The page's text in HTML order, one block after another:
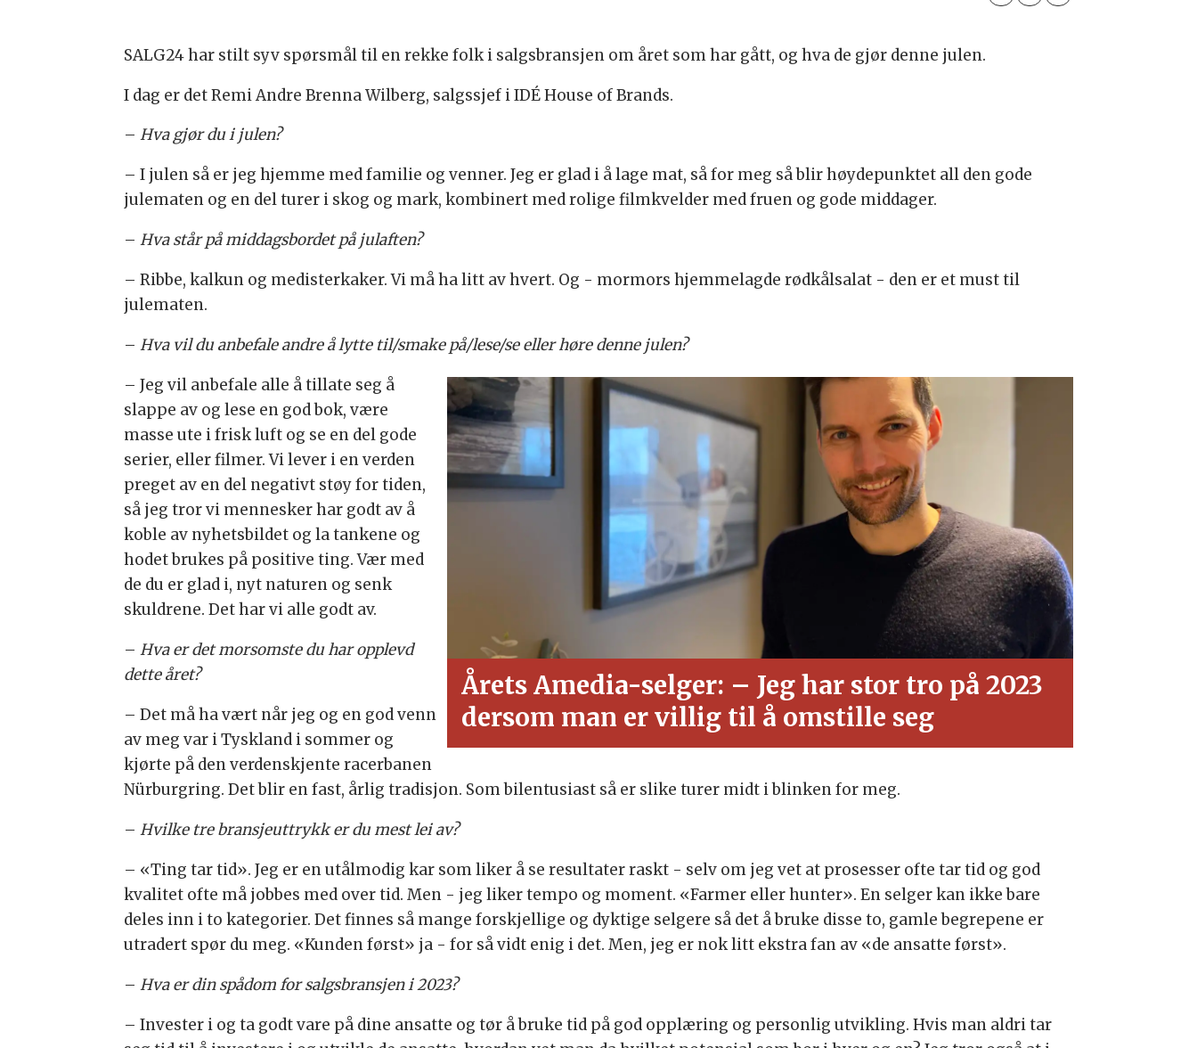
SALG24 har stilt syv spørsmål til en rekke folk i salgsbransjen om året som har gått, og hva de gjør denne julen.
I dag er det Remi Andre Brenna Wilberg, salgssjef i IDÉ House of Brands.
– Hva gjør du i julen?
– I julen så er jeg hjemme med familie og venner. Jeg er glad i å lage mat, så for meg så blir høydepunktet all den gode
julematen og en del turer i skog og mark, kombinert med rolige filmkvelder med fruen og gode middager.
–Hva står på middagsbordet på julaften?
– Ribbe, kalkun og medisterkaker. Vi må ha litt av hvert. Og - mormors hjemmelagde rødkålsalat - den er et must til
julematen.
–Hva vil du anbefale andre å lytte til/smake på/lese/se eller høre denne julen?
Årets Amedia-selger: – Jeg har stor tro på 2023
dersom man er villig til å omstille seg
– Jeg vil anbefale alle å tillate seg å
slappe av og lese en god bok, være
masse ute i frisk luft og se en del gode
serier, eller filmer. Vi lever i en verden
preget av en del negativt støy for tiden,
så jeg tror vi mennesker har godt av å
koble av nyhetsbildet og la tankene og
hodet brukes på positive ting. Vær med
de du er glad i, nyt naturen og senk
skuldrene. Det har vi alle godt av.
–Hva er det morsomste du har opplevd
dette året?
– Det må ha vært når jeg og en god venn
av meg var i Tyskland i sommer og
kjørte på den verdenskjente racerbanen
Nürburgring. Det blir en fast, årlig tradisjon. Som bilentusiast så er slike turer midt i blinken for meg.
–Hvilke tre bransjeuttrykk er du mest lei av?
– «Ting tar tid». Jeg er en utålmodig kar som liker å se resultater raskt - selv om jeg vet at prosesser ofte tar tid og god
kvalitet ofte må jobbes med over tid. Men - jeg liker tempo og moment. «Farmer eller hunter». En selger kan ikke bare
deles inn i to kategorier. Det finnes så mange forskjellige og dyktige selgere så det å bruke disse to, gamle begrepene er
utradert spør du meg. «Kunden først» ja - for så vidt enig i det. Men, jeg er nok litt ekstra fan av «de ansatte først».
–Hva er din spådom for salgsbransjen i 2023?
– Invester i og ta godt vare på dine ansatte og tør å bruke tid på god opplæring og personlig utvikling. Hvis man aldri tar